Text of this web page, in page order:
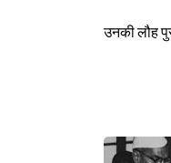
उनकी लौह